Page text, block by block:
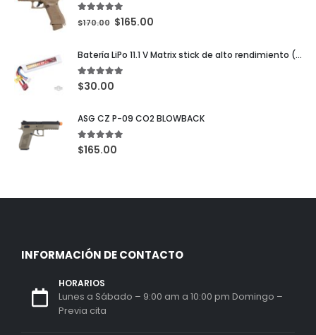
out of 5
$170.00 $165.00
Batería LiPo 11.1 V Matrix stick de alto rendimiento (configuración: 1000 mAh/20C Deans)
5.00out of 5
$30.00
ASG CZ P-09 CO2 BLOWBACK
5.00out of 5
$165.00
INFORMACIÓN DE CONTACTO
HORARIOS
Lunes a Sábado – 9:00 am a 10:00 pm Domingo –
Previa cita